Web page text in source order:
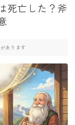
死亡した？斧
あります